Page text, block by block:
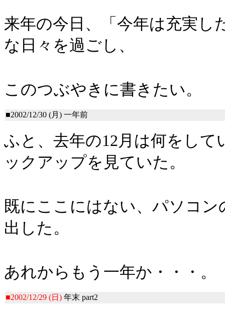
来年の今日、「今年は充実し
な日々を過ごし、
このつぶやきに書きたい。
■2002/12/30 (月) 一年前
ふと、去年の12月は何をし
ックアップを見ていた。
既にここにはない、パソコ
出した。
あれからもう一年か・・・。
■2002/12/29 (日) 年末 part2